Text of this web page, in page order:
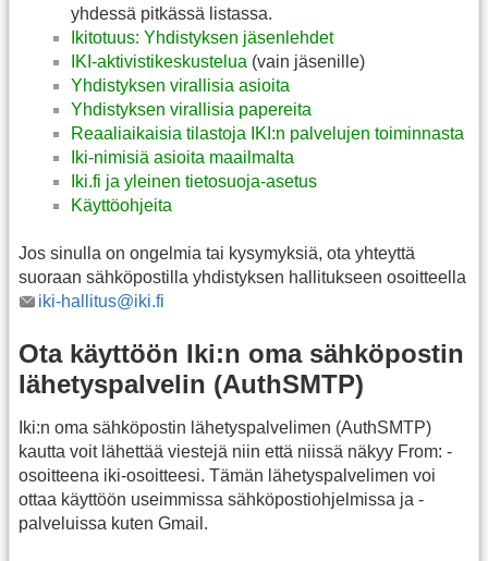
yhdessä pitkässä listassa.
Ikitotuus: Yhdistyksen jäsenlehdet
IKI-aktivistikeskustelua (vain jäsenille)
Yhdistyksen virallisia asioita
Yhdistyksen virallisia papereita
Reaaliaikaisia tilastoja IKI:n palvelujen toiminnasta
Iki-nimisiä asioita maailmalta
Iki.fi ja yleinen tietosuoja-asetus
Käyttöohjeita
Jos sinulla on ongelmia tai kysymyksiä, ota yhteyttä
suoraan sähköpostilla yhdistyksen hallitukseen osoitteella
iki-hallitus@iki.fi
Ota käyttöön Iki:n oma sähköpostin
lähetyspalvelin (AuthSMTP)
Iki:n oma sähköpostin lähetyspalvelimen (AuthSMTP)
kautta voit lähettää viestejä niin että niissä näkyy From: -
osoitteena iki-osoitteesi. Tämän lähetyspalvelimen voi
ottaa käyttöön useimmissa sähköpostiohjelmissa ja -
palveluissa kuten Gmail.